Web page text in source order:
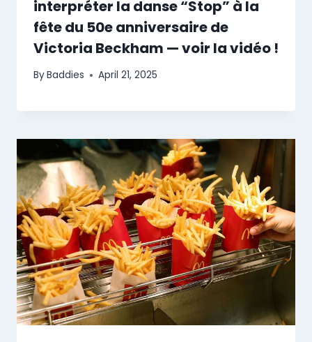
interpréter la danse “Stop” à la
fête du 50e anniversaire de
Victoria Beckham — voir la vidéo !
ByBaddies April 21, 2025